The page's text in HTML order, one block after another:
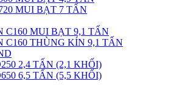
MUI BẠT 7 TẤN
C160 MUI BẠT 9,1 TẤN
C160 THÙNG KÍN 9,1 TẤN
2,4 TẤN (2,1 KHỐI)
6,5 TẤN (5,5 KHỐI)